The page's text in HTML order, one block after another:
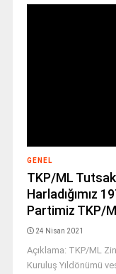
GENEL
TKP/ML
Harladığımız
Partimiz TKP/
24 Nisan 2021
Açıklama: TKP/ML
Kuruluş Yıldönümü